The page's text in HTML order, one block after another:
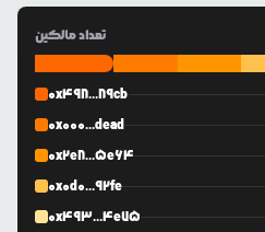
تعداد مالکین
0x498...89cb
0x000...dead
0x2e8...5e64
0x0d0...92fe
0x493...4e75